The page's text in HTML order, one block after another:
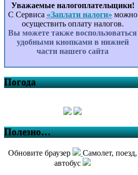
Уважаемые налогоплательщики!
С Сервиса «Заплати налоги» можно
осуществить оплату налогов.
Вы можете также воспользоваться
удобными кнопками в нижней
части нашего сайта
Погода
Полезно…
Обновите браузер
Самолет, поезд,
автобус